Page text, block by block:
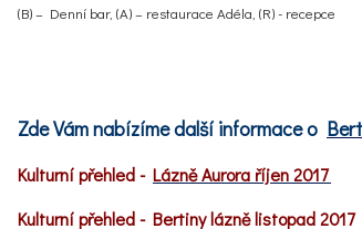
(B) – Denní bar, (A) – restaurace Adéla, (R) - recepce
Zde Vám nabízíme další informace o
Kulturní přehled - Lázně Aurora říjen 2017
Kulturní přehled - Bertiny lázně listopad 2017